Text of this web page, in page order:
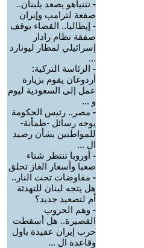
- نتنياهو يصعد بلبنان..
صفعة لترامب وإيران
- إيطاليا.. القضاء يوقف
صفقة نظام رادار
إسرائيلي لمطار ليونارد
...
- الرئاسة التركية:
أردوغان يقوم بزيارة
عمل إلى السعودية ليوم
و ...
- مصر.. رئيس الحكومة
يوجه رسائل -طمأنة-
للمواطنين بشأن رصيد
ال ...
- أوروبا تنتظر شتاء
صعبا وأسعار الغاز تحلق
- مفاوضات تحت النار..
هل يتجه لبنان للتهدئة
أم لتصعيد جديد؟
- وهم الحروب
القصيرة.. هل أسقطت
حرب إيران عقيدة باول
وقاعدة ال ...